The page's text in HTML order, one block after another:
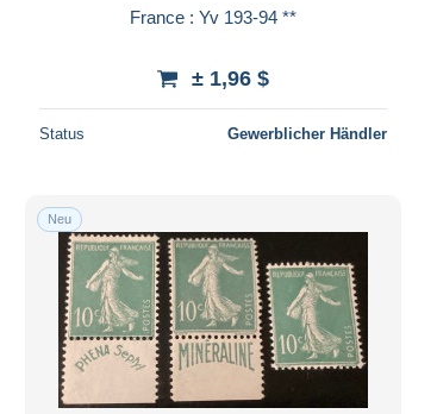
France : Yv 193-94 **
± 1,96 $
Status Gewerblicher Händler
Neu